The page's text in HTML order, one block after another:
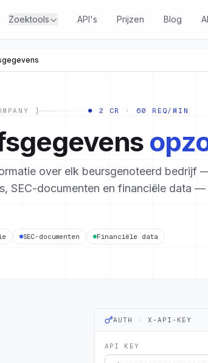
Zoektools API's Prijzen Blog
] ● 2 CR · 60 REQ/MIN
over elk beursgenoteerd bedrijf
SEC-documenten en financiële data
SEC-documenten Financiële data
AUTH · X-API-KEY
API KEY